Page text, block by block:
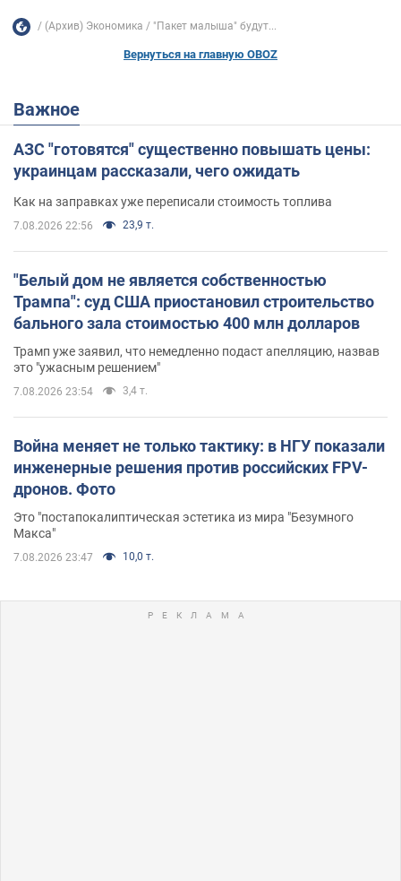
(Архив) Экономика "Пакет малыша" будут...
Вернуться на главную OBOZ
Важное
АЗС "готовятся" существенно повышать цены:
украинцам рассказали, чего ожидать
Как на заправках уже переписали стоимость топлива
7.08.2026 22:56 23,9 т.
"Белый дом не является собственностью
Трампа": суд США приостановил строительство
бального зала стоимостью 400 млн долларов
Трамп уже заявил, что немедленно подаст апелляцию, назвав
это "ужасным решением"
7.08.2026 23:54 3,4 т.
Война меняет не только тактику: в НГУ показали
инженерные решения против российских FPV-
дронов. Фото
Это "постапокалиптическая эстетика из мира "Безумного
Макса"
7.08.2026 23:47 10,0 т.